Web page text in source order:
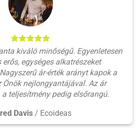
kiváló minőségű. Egyenletesen
erős, egységes alkatrészeket
ár-érték arányt kapok a
Önök nejlongyantájával. Az ár
a teljesítmény pedig elsőrangú.
Davis / Ecoideas